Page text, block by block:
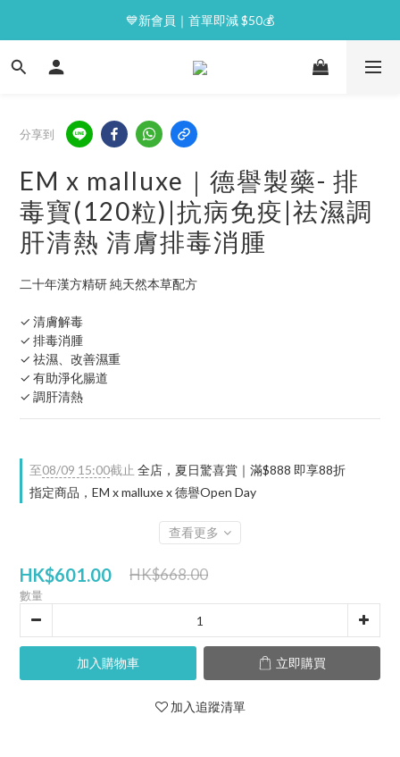
⭐逢星期一malluxe day｜7%購物金回贈
💙新會員｜首單即減 $50💰
⭐逢星期一malluxe day｜7%購物金回贈
分享到
EM x malluxe｜德譽製藥- 排
毒寶(120粒)|抗病免疫|祛濕調
肝清熱 清膚排毒消腫
二十年漢方精研 純天然本草配方
✓ 清膚解毒
✓ 排毒消腫
✓ 祛濕、改善濕重
✓ 有助淨化腸道
✓ 調肝清熱
至08/09 15:00截止 全店，夏日驚喜賞｜滿$888 即享88折
指定商品，EM x malluxe x 德譽Open Day
查看更多
HK$601.00 HK$668.00
數量
加入購物車 立即購買
加入追蹤清單